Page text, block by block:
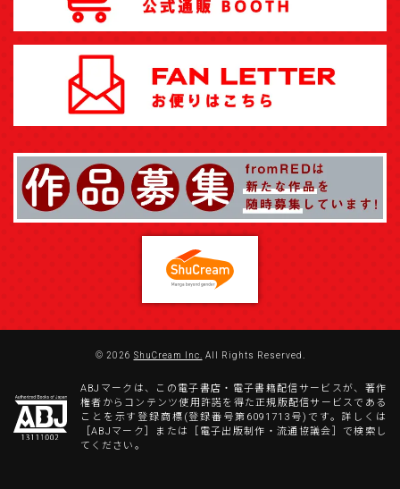
© 2026 ShuCream Inc. All Rights Reserved.
ABJマークは、この電子書店・電子書籍配信サービスが、著作
権者からコンテンツ使用許諾を得た正規版配信サービスである
ことを示す登録商標(登録番号第6091713号)です。詳しくは
［ABJマーク］または［電子出版制作・流通協議会］で検索し
てください。